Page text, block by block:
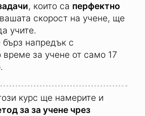
, които са перфектно
скорост на учене, ще
учите.
напредък с
време за учене от само 17
курс ще намерите и
за за учене чрез